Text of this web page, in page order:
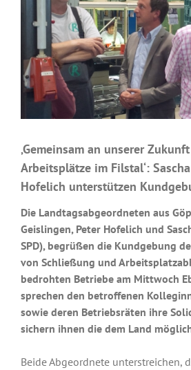
‚Gemeinsam an unserer
Arbeitsplätze im Filstal‘:
Hofelich unterstützen
Die Landtagsabgeordneten aus
Geislingen, Peter Hofelich und
SPD), begrüßen die Kundgebung
von Schließung und
bedrohten Betriebe am Mittwoch
sprechen den betroffenen
sowie deren Betriebsräten ihre
sichern ihnen die dem Land
Beide Abgeordnete unterstreichen,